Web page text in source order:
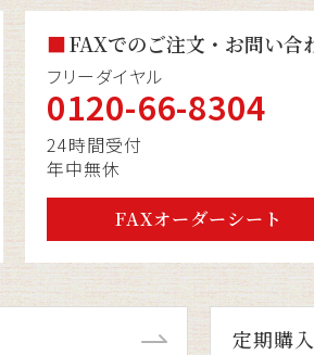
FAXでのご注文・お問い合
フリーダイヤル
0120-66-8304
24時間受付
年中無休
FAXオーダーシート
定期購